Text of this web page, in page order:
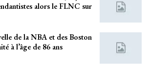
alors le FLNC sur
de la NBA et des Boston
à l’âge de 86 ans